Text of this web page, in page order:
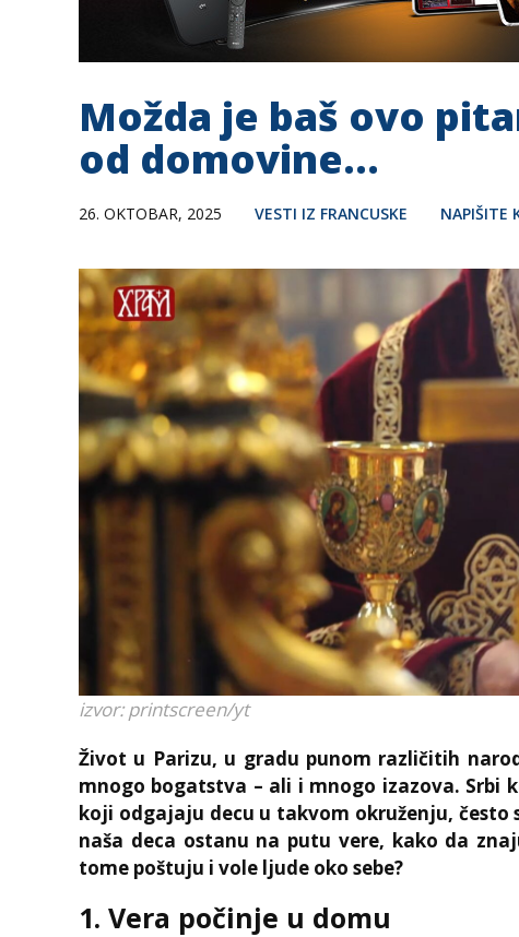
Možda je baš ovo
od domovine…
26. OKTOBAR, 2025 VESTI IZ FRANCUSKE NAPIŠITE
izvor: printscreen/yt
Život u Parizu, u gradu punom različitih
mnogo bogatstva – ali i mnogo izazova. Srbi
koji odgajaju decu u takvom okruženju, često
naša deca ostanu na putu vere, kako da
tome poštuju i vole ljude oko sebe?
1. Vera počinje u domu